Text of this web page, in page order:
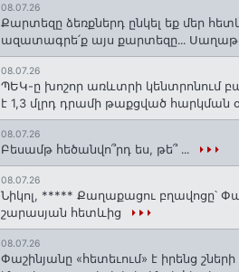
08.07.26
Քարտեզը ձեռքներդ ընկել եք մեր
ազատագրե՛ք այս քարտեզը․․․
08.07.26
ՊԵԿ-ը խոշոր առևտրի կենտրոնում
է 1,3 մլրդ դրամի թաքցված հարկման
08.07.26
Բեսամթ հեծանվո՞րդ ես, թե՞ ․․․
08.07.26
Նիկոլ, ***** Քաղաքացու բղավոցը՝
շարասյան հետևից
08.07.26
Փաշինյանը «հետեւում» է իրենց շների